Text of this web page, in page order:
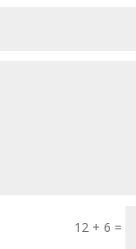
12 + 6 =